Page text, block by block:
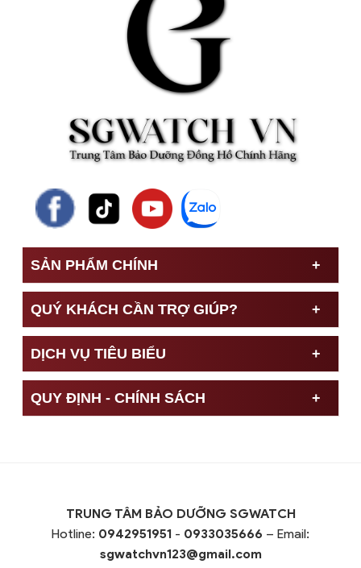
SẢN PHẨM CHÍNH
QUÝ KHÁCH CẦN TRỢ GIÚP?
DỊCH VỤ TIÊU BIỂU
QUY ĐỊNH - CHÍNH SÁCH
TRUNG TÂM BẢO DƯỠNG SGWATCH
Hotline: 0942951951 - 0933035666 – Email:
sgwatchvn123@gmail.com